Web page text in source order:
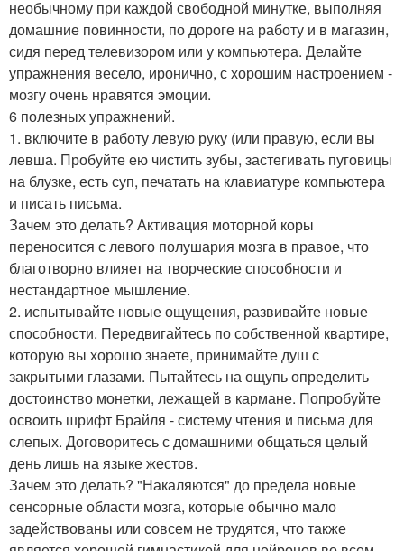
необычному при каждой свободной минутке, выполняя
домашние повинности, по дороге на работу и в магазин,
сидя перед телевизором или у компьютера. Делайте
упражнения весело, иронично, с хорошим настроением -
мозгу очень нравятся эмоции.
6 полезных упражнений.
1. включите в работу левую руку (или правую, если вы
левша. Пробуйте ею чистить зубы, застегивать пуговицы
на блузке, есть суп, печатать на клавиатуре компьютера
и писать письма.
Зачем это делать? Активация моторной коры
переносится с левого полушария мозга в правое, что
благотворно влияет на творческие способности и
нестандартное мышление.
2. испытывайте новые ощущения, развивайте новые
способности. Передвигайтесь по собственной квартире,
которую вы хорошо знаете, принимайте душ с
закрытыми глазами. Пытайтесь на ощупь определить
достоинство монетки, лежащей в кармане. Попробуйте
освоить шрифт Брайля - систему чтения и письма для
слепых. Договоритесь с домашними общаться целый
день лишь на языке жестов.
Зачем это делать? "Накаляются" до предела новые
сенсорные области мозга, которые обычно мало
задействованы или совсем не трудятся, что также